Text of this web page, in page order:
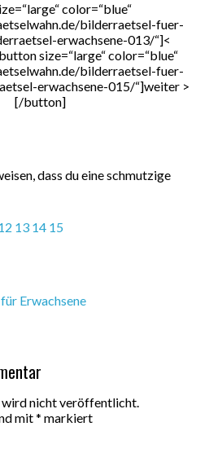
color=“blue“
bilderraetsel-fuer-
erwachsene-013/“]<
size=“large“ color=“blue“
bilderraetsel-fuer-
erwachsene-015/“]weiter >
[/button]
dass du eine schmutzige
13 14 15
Erwachsene
nicht veröffentlicht.
mit* markiert